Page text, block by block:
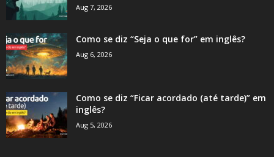
Aug 7, 2026
Como se diz “Seja o que for” em inglês?
Aug 6, 2026
Como se diz “Ficar acordado (até tarde)” em
inglês?
Aug 5, 2026